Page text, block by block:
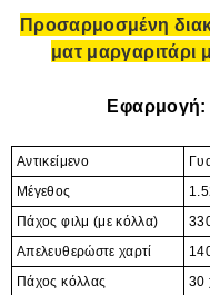
Προσαρμοσμένη
ματ μαργαριτάρι
Εφαρμογή:
Αντικείμενο
Μέγεθος
Πάχος φιλμ (με κόλλα)
Απελευθερώστε χαρτί
Πάχος κόλλας
30